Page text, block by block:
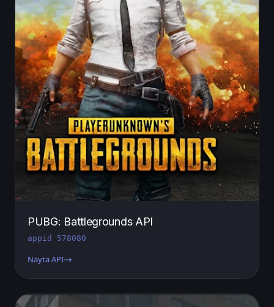
PUBG: Battlegrounds API
appid 578080
Näytä API